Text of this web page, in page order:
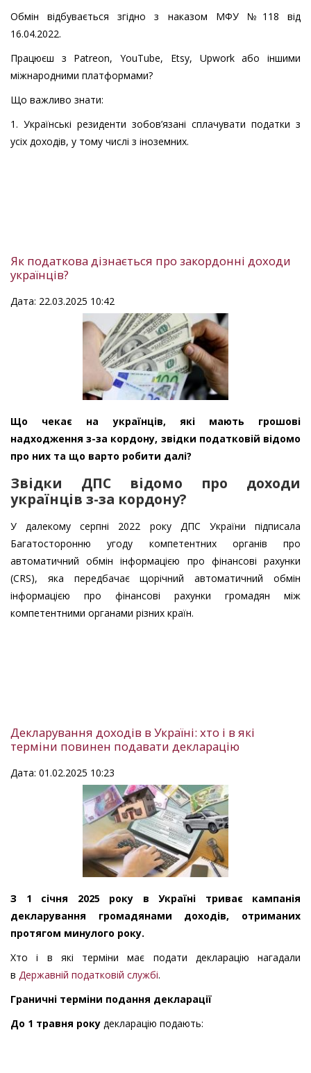
Обмін відбувається згідно з наказом МФУ №118 від
16.04.2022.
Працюєш з Patreon, YouTube, Etsy, Upwork або іншими
міжнародними платформами?
Що важливо знати:
1. Українські резиденти зобов’язані сплачувати податки з
усіх доходів, у тому числі з іноземних.
Як податкова дізнається про закордонні доходи
українців?
Дата: 22.03.2025 10:42
Що чекає на українців, які мають грошові
надходження з-за кордону, звідки податковій відомо
про них та що варто робити далі?
Звідки ДПС відомо про доходи
українців з-за кордону?
У далекому серпні 2022 року ДПС України підписала
Багатосторонню угоду компетентних органів про
автоматичний обмін інформацією про фінансові рахунки
(CRS), яка передбачає щорічний автоматичний обмін
інформацією про фінансові рахунки громадян між
компетентними органами різних країн.
Декларування доходів в Україні: хто і в які
терміни повинен подавати декларацію
Дата: 01.02.2025 10:23
З 1 січня 2025 року в Україні триває кампанія
декларування громадянами доходів, отриманих
протягом минулого року.
Хто і в які терміни має подати декларацію нагадали
в Державній податковій службі.
Граничні терміни подання декларації
До 1 травня року декларацію подають: